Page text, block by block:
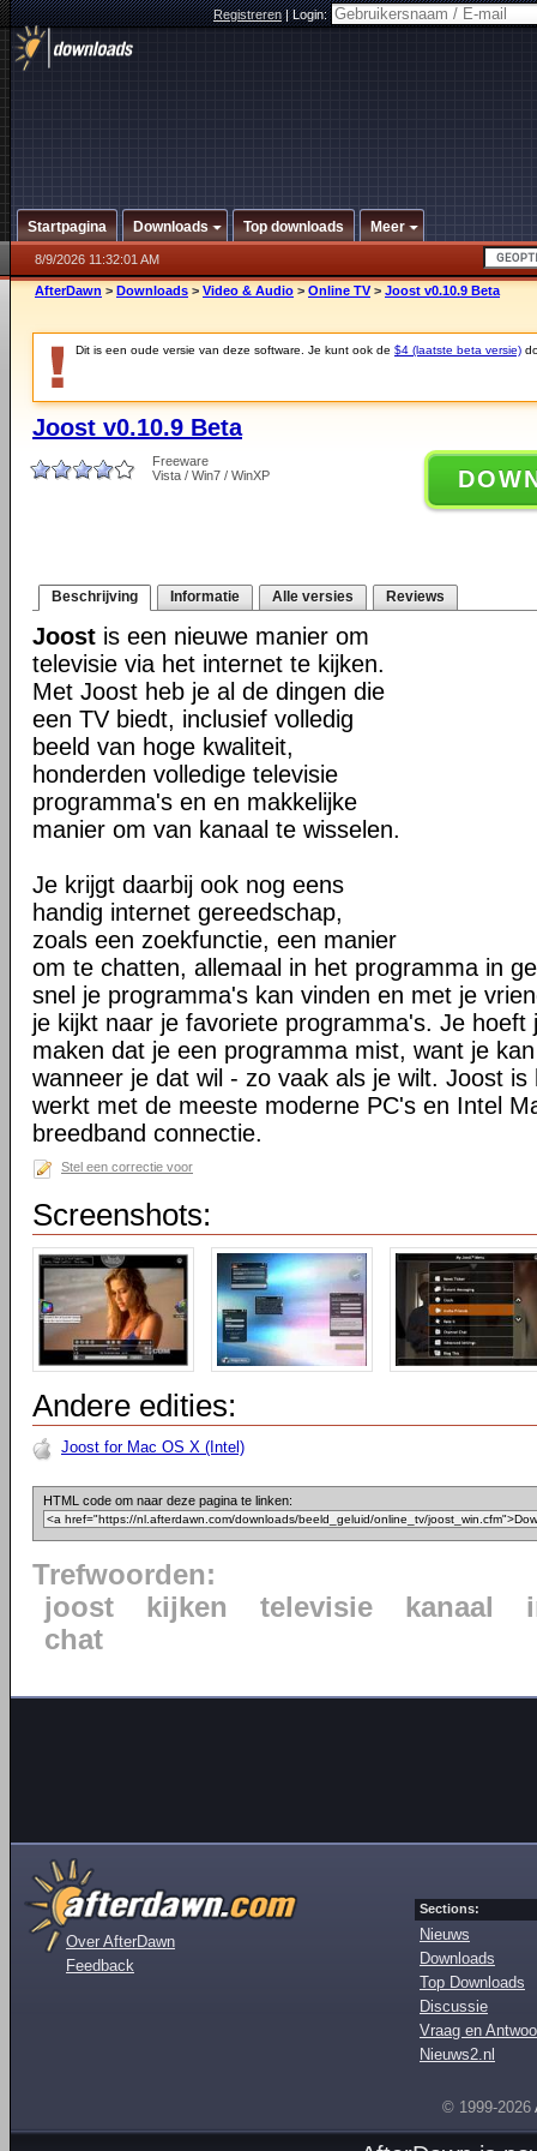
Registreren|Login:
Startpagina Downloads Top downloads Meer
8/9/2026 11:32:01 AM
AfterDawn > Downloads > Video & Audio > Online TV > Joost v0.10.9 Beta
Dit is een oude versie van deze software. Je kunt ook de $4 (laatste beta versie)
Joost v0.10.9 Beta
Freeware
Vista / Win7 / WinXP
Beschrijving Informatie Alle versies Reviews
Joost is een nieuwe manier om
televisie via het internet te kijken.
Met Joost heb je al de dingen die
een TV biedt, inclusief volledig
beeld van hoge kwaliteit,
honderden volledige televisie
programma's en en makkelijke
manier om van kanaal te wisselen.
Je krijgt daarbij ook nog eens
handig internet gereedschap,
zoals een zoekfunctie, een manier
om te chatten, allemaal in het programma in
snel je programma's kan vinden en met je
je kijkt naar je favoriete programma's. Je
maken dat je een programma mist, want je
wanneer je dat wil - zo vaak als je wilt. Joost is
werkt met de meeste moderne PC's en Intel
breedband connectie.
Stel een correctie voor
Screenshots:
Andere edities:
Joost for Mac OS X (Intel)
HTML code om naar deze pagina te linken:
Trefwoorden:
joost
kijken televisie kanaal
chat
Over AfterDawn
Feedback
Sections:
Nieuws
Downloads
Top Downloads
Discussie
Vraag en
Nieuws2.nl
© 1999-2026